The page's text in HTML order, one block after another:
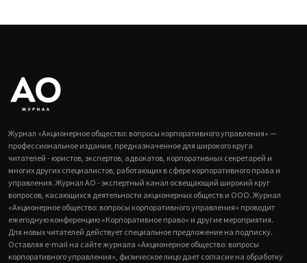
Журнал «Акционерное общество: вопросы корпоративного управления» —
профессиональное издание, предназначенное для широкого круга
читателей - юристов, экспертов, адвокатов, корпоративных секретарей и
многих других специалистов, работающих в сфере корпоративного права и
управления. Журнал АО - экспертный канал освещающий широкий круг
вопросов, касающихся деятельности акционерных обществ и ООО. Журнал
«Акционерное общество: вопросы корпоративного управления» проводит
ежегодную конференцию «Корпоративное право» и другие мероприятия.
Для новых читателей действует специальное предложение на подписку.
Оставляя e-mail на сайте журнала «Акционерное общество: вопросы
корпоративного управления», физическое лицо дает согласие на обработку